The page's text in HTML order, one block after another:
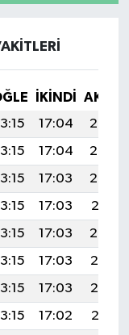
İKINDI
17:04
20:23
17:04
20:23
17:03
20:22
17:03
20:21
17:03
20:20
17:03
20:19
17:03
20:19
17:02
20:18